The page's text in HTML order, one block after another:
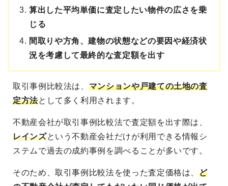
算出した平均単価に査定したい物件の広さを乗
じる
間取りや方角、建物の状態などの要因や経済状
況を考慮して最終的な査定額を出す
取引事例比較法は、 マンションや戸建ての土地の査
定方法として多く利用されます。
不動産会社が取引事例比較法で査定額を出す際は、
レインズという不動産会社だけが利用できる情報シ
ステムで過去の成約事例を調べることが多いです。
そのため、取引事例比較法を使った査定価格は、ど